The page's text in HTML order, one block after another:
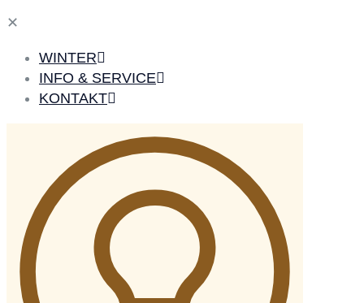
✕
WINTER
INFO & SERVICE
KONTAKT